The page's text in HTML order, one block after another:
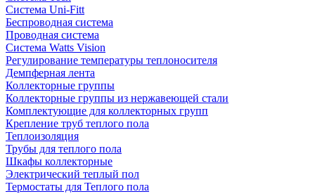
Система Uni-Fitt
Беспроводная система
Проводная система
Система Watts Vision
Регулирование температуры теплоносителя
Демпферная лента
Коллекторные группы
Коллекторные группы из нержавеющей стали
Комплектующие для коллекторных групп
Крепление труб теплого пола
Теплоизоляция
Трубы для теплого пола
Шкафы коллекторные
Электрический теплый пол
Термостаты для Теплого пола